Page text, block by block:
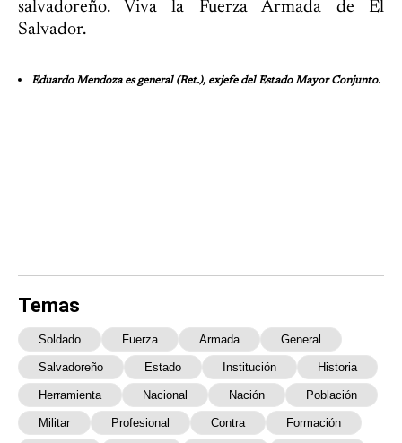
salvadoreño. Viva la Fuerza Armada de El
Salvador.
Eduardo Mendoza es general (Ret.), exjefe del Estado Mayor Conjunto.
Temas
Soldado Fuerza Armada General
Salvadoreño Estado Institución Historia
Herramienta Nacional Nación Población
Militar Profesional Contra Formación